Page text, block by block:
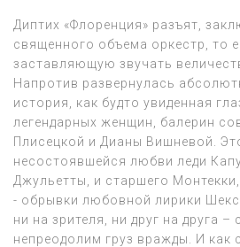
Диптих «Флоренция» разъят,
священного объема оркестр, то
заставляющую звучать
Напротив развернулась
история, как будто увиденная
легендарных женщин, балерин
Плисецкой и Дианы Вишневой.
несостоявшейся любви леди
Джульетты, и старшего
- обрывки любовной лирики
ни на зрителя, ни друг на друга –
непреодолим груз вражды. И как